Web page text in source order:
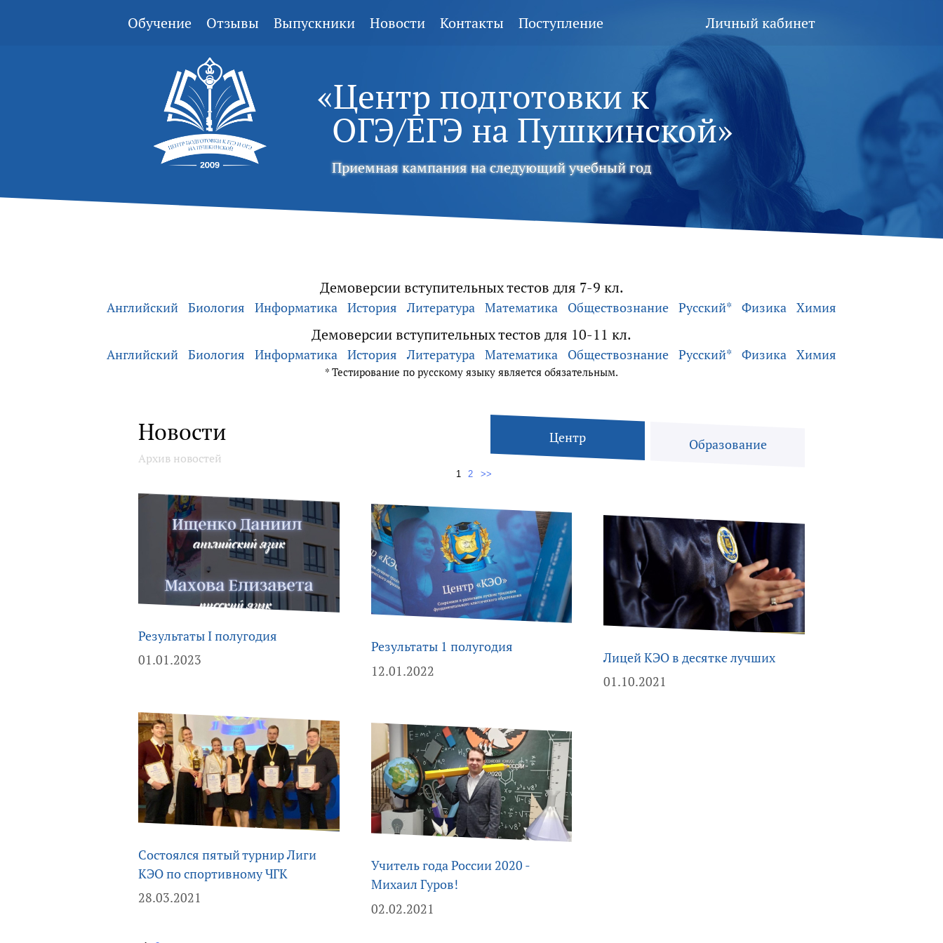
Личный кабинет
Обучение Отзывы Выпускники Новости Контакты Поступление
«Центр подготовки к
ОГЭ/ЕГЭ на Пушкинской»
Приемная кампания на следующий учебный год
Демоверсии вступительных тестов для 7-9 кл.
Английский Биология Информатика История Литература Математика Обществознание Русский* Физика Химия
Демоверсии вступительных тестов для 10-11 кл.
Английский Биология Информатика История Литература Математика Обществознание Русский* Физика Химия
* Тестирование по русскому языку является обязательным.
Новости
Архив новостей
Центр Образование
1 2 >>
Результаты I полугодия
01.01.2023
Результаты 1 полугодия
12.01.2022
Лицей КЭО в десятке лучших
01.10.2021
Состоялся пятый турнир Лиги
КЭО по спортивному ЧГК
28.03.2021
Учитель года России 2020 -
Михаил Гуров!
02.02.2021